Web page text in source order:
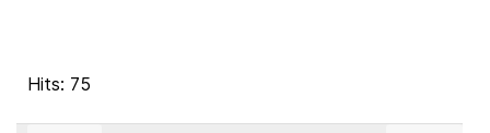
Hits: 75